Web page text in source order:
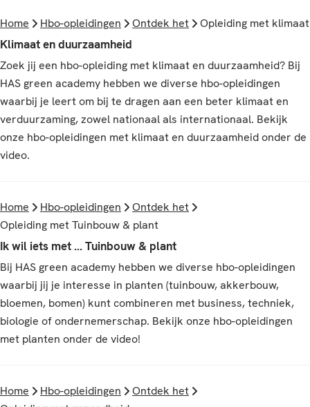
Home Hbo-opleidingen Ontdek het Opleiding met klimaat
Klimaat en duurzaamheid
Zoek jij een hbo-opleiding met klimaat en duurzaamheid? Bij
HAS green academy hebben we diverse hbo-opleidingen
waarbij je leert om bij te dragen aan een beter klimaat en
verduurzaming, zowel nationaal als internationaal. Bekijk
onze hbo-opleidingen met klimaat en duurzaamheid onder de
video.
Home Hbo-opleidingen
Ontdek het
Opleiding met Tuinbouw & plant
Ik wil iets met ... Tuinbouw & plant
Bij HAS green academy hebben we diverse hbo-opleidingen
waarbij jij je interesse in planten (tuinbouw, akkerbouw,
bloemen, bomen) kunt combineren met business, techniek,
biologie of ondernemerschap. Bekijk onze hbo-opleidingen
met planten onder de video!
Home Hbo-opleidingen
Ontdek het